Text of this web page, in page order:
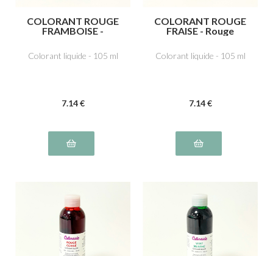
COLORANT ROUGE
FRAMBOISE -
Colorant liquide - 105 ml
7.14 €
COLORANT ROUGE
FRAISE - Rouge
Colorant liquide - 105 ml
7.14 €